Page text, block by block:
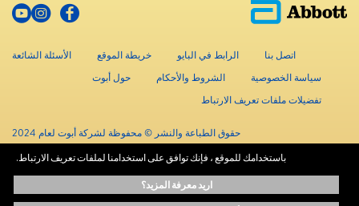
اتصل بنا الرابط في البايو خريطة الموقع
الأسئلة الشائعة
سياسة الخصوصية
الشروط والأحكام
حول أبوت
تفضيلات ملفات تعريف الارتباط
حقوق الطباعة والنشر © محفوظة لشركة أبوت لعام 2024
المعلومات الموجودة في هذا الموقع متاحة لأهداف تعليمية فقط.، ولا تحل محل
استشارة المتخصصين المعتمدين. استشر دائماً أخصائيي الرعاية الصحية للحصول على
باستخدامك للموقع ، فإنك توافق على استخدامنا لملفات تعريف الارتباط.
اريد معرفة المزيد؟